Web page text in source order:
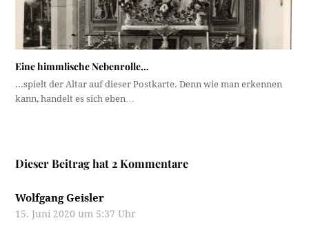
Eine himmlische Nebenrolle…
...spielt der Altar auf dieser Postkarte. Denn wie man erkennen
kann, handelt es sich eben…
Dieser Beitrag hat 2 Kommentare
Wolfgang Geisler
15. Juni 2020 um 5:37 Uhr